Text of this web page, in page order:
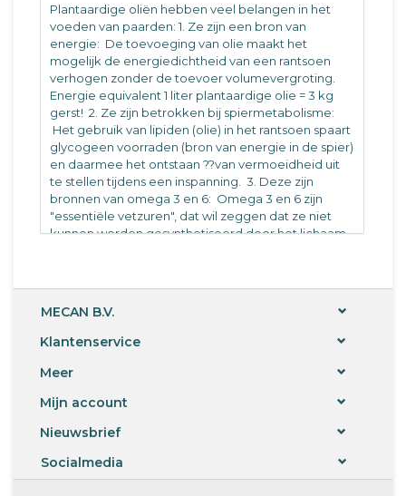
Plantaardige oliën hebben veel belangen in het
voeden van paarden: 1. Ze zijn een bron van
energie: De toevoeging van olie maakt het
mogelijk de energiedichtheid van een rantsoen
verhogen zonder de toevoer volumevergroting.
Energie equivalent 1 liter plantaardige olie = 3 kg
gerst! 2. Ze zijn betrokken bij spiermetabolisme:
Het gebruik van lipiden (olie) in het rantsoen spaart
glycogeen voorraden (bron van energie in de spier)
en daarmee het ontstaan ??van vermoeidheid uit
te stellen tijdens een inspanning. 3. Deze zijn
bronnen van omega 3 en 6: Omega 3 en 6 zijn
"essentiële vetzuren", dat wil zeggen dat ze niet
kunnen worden gesynthetiseerd door het lichaam.
werking op de haren en de huid. LIJNOLIE is ook
geschikt voor het trainen van paarden waarvoor de
verhoogd. Samenstelling: lijnolie. Analytische
((omega 3) 56,6% - Oliezuur (omega 9 22,2% -
eiwit <1% Ruwe vezel <1% Ruwe as <1% Additieven
per kilo: vitaminen: Vitamine E 1 800 mg
MECAN B.V.
Klantenservice
Meer
Mijn account
Nieuwsbrief
Socialmedia